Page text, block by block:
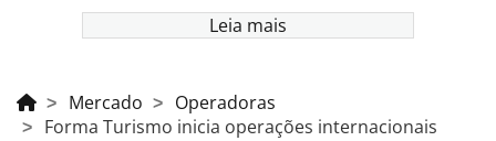
Leia mais
Mercado
Operadoras
Forma Turismo inicia operações internacionais